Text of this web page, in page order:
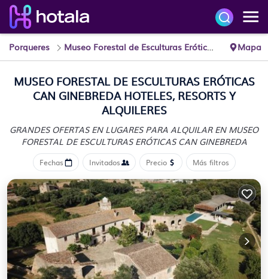
Porqueres Museo Forestal de Esculturas Eróticas Can Ginebreda Mapa
MUSEO FORESTAL DE ESCULTURAS ERÓTICAS
CAN GINEBREDA HOTELES, RESORTS Y
ALQUILERES
GRANDES OFERTAS EN LUGARES PARA ALQUILAR EN MUSEO
FORESTAL DE ESCULTURAS ERÓTICAS CAN GINEBREDA
Fechas Invitados Precio Más filtros